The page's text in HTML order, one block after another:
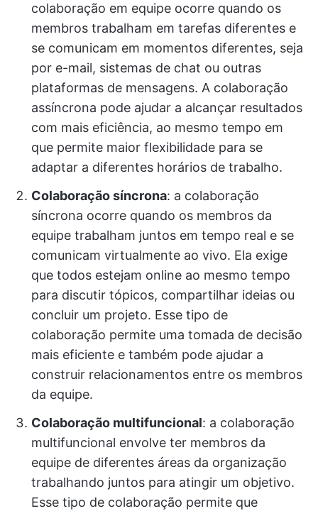
colaboração em equipe ocorre quando os
membros trabalham em tarefas diferentes e
se comunicam em momentos diferentes, seja
por e-mail, sistemas de chat ou outras
plataformas de mensagens. A colaboração
assíncrona pode ajudar a alcançar resultados
com mais eficiência, ao mesmo tempo em
que permite maior flexibilidade para se
adaptar a diferentes horários de trabalho.
Colaboração síncrona: a colaboração
síncrona ocorre quando os membros da
equipe trabalham juntos em tempo real e se
comunicam virtualmente ao vivo. Ela exige
que todos estejam online ao mesmo tempo
para discutir tópicos, compartilhar ideias ou
concluir um projeto. Esse tipo de
colaboração permite uma tomada de decisão
mais eficiente e também pode ajudar a
construir relacionamentos entre os membros
da equipe.
Colaboração multifuncional: a colaboração
multifuncional envolve ter membros da
equipe de diferentes áreas da organização
trabalhando juntos para atingir um objetivo.
Esse tipo de colaboração permite que